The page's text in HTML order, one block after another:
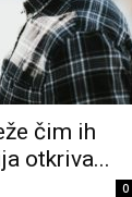
čim ih
otkriva...
0